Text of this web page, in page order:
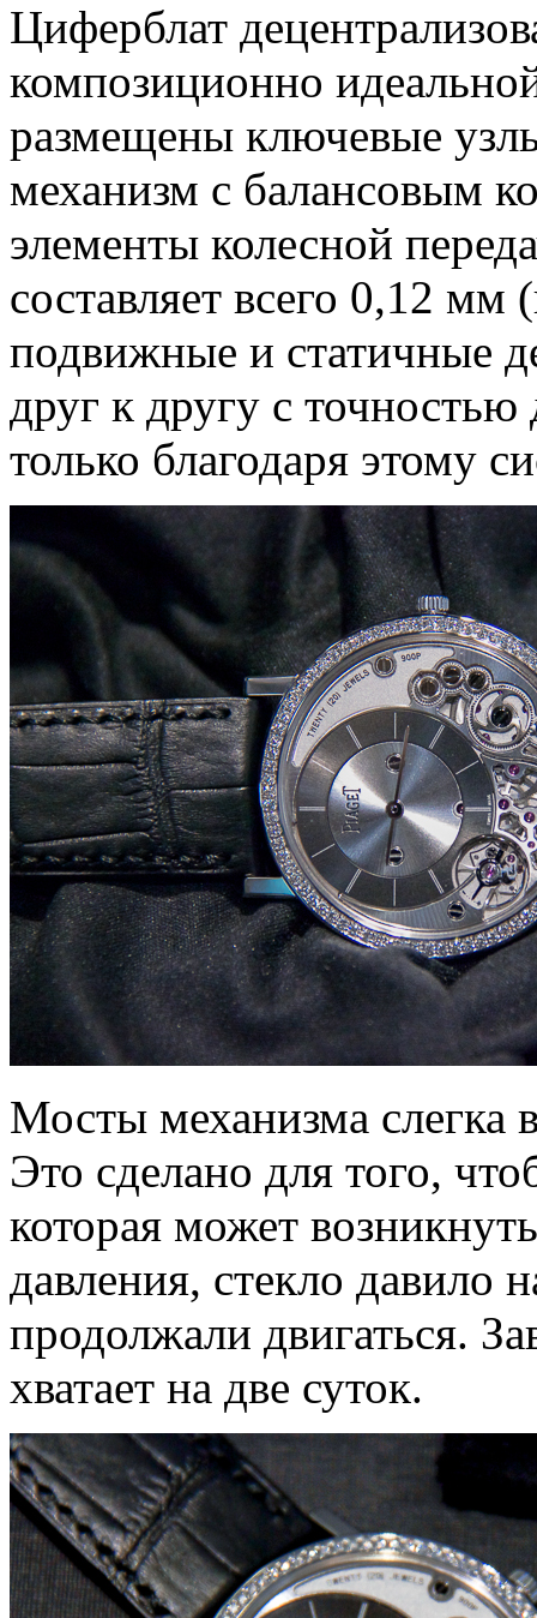
Циферблат
композиционно
размещены ключевые
механизм с балансовым
элементы колесной
составляет всего 0,12
подвижные и статичные
друг к другу с
только благодаря этому
Мосты механизма слегка
Это сделано для того,
которая может
давления, стекло давило
продолжали двигаться.
хватает на две суток.